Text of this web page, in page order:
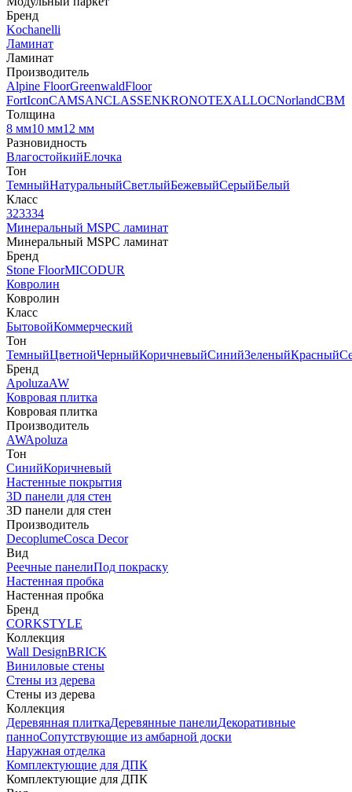
Бренд
Kochanelli
Ламинат
Ламинат
Производитель
Alpine FloorGreenwaldFloor
FortIconCAMSANCLASSENKRONOTEXALLOCNorlandCBM
Толщина
8 мм10 мм12 мм
Разновидность
ВлагостойкийЕлочка
Тон
ТемныйНатуральныйСветлыйБежевыйСерыйБелый
Класс
323334
Минеральный MSPC ламинат
Минеральный MSPC ламинат
Бренд
Stone FloorMICODUR
Ковролин
Ковролин
Класс
БытовойКоммерческий
Тон
ТемныйЦветнойЧерныйКоричневыйСинийЗеленыйКрасный
Бренд
ApoluzaAW
Ковровая плитка
Ковровая плитка
Производитель
AWApoluza
Тон
СинийКоричневый
Настенные покрытия
3D панели для стен
3D панели для стен
Производитель
DecoplumeCosca Decor
Вид
Реечные панелиПод покраску
Настенная пробка
Настенная пробка
Бренд
CORKSTYLE
Коллекция
Wall DesignBRICK
Виниловые стены
Стены из дерева
Стены из дерева
Коллекция
Деревянная плиткаДеревянные панелиДекоративные
панноСопутствующие из амбарной доски
Наружная отделка
Комплектующие для ДПК
Комплектующие для ДПК